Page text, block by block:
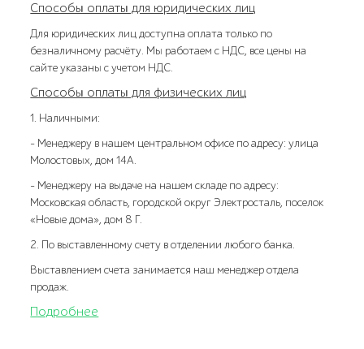
Способы оплаты для юридических лиц
Для юридических лиц доступна оплата только по
безналичному расчёту. Мы работаем с НДС, все цены на
сайте указаны с учетом НДС.
Способы оплаты для физических лиц
1. Наличными:
- Менеджеру в нашем центральном офисе по адресу: улица
Молостовых, дом 14А.
- Менеджеру на выдаче на нашем складе по адресу:
Московская область, городской округ Электросталь, поселок
«Новые дома», дом 8 Г.
2. По выставленному счету в отделении любого банка.
Выставлением счета занимается наш менеджер отдела
продаж.
Подробнее